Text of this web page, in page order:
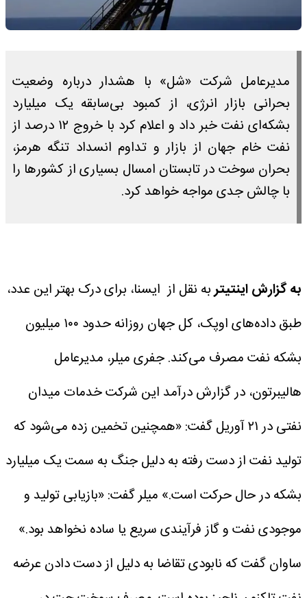
مدیرعامل شرکت «شل» با هشدار درباره وضعیت
بحرانی بازار انرژی، از کمبود بی‌سابقه یک میلیارد
بشکه‌ای نفت خبر داد و اعلام کرد با خروج ۱۲ درصد از
نفت خام جهان از بازار و تداوم انسداد تنگه هرمز،
بحران سوخت در تابستان امسال بسیاری از کشور‌ها را
با چالش جدی مواجه خواهد کرد.
به گزارش اینتیتربه نقل از ایسنا، برای درک بهتر این عدد،
طبق داده‌های اوپک، کل جهان روزانه حدود ۱۰۰ میلیون
بشکه نفت مصرف می‌کند.جفری میلر، مدیرعامل
هالیبرتون، در گزارش درآمد این شرکت خدمات میدان
نفتی در ۲۱ آوریل گفت: «همچنین تخمین زده می‌شود که
تولید نفت از دست رفته به دلیل جنگ به سمت یک میلیارد
بشکه در حال حرکت است.» میلر گفت: «بازیابی تولید و
موجودی نفت و گاز فرآیندی سریع یا ساده نخواهد بود.»
ساوان گفت که نابودی تقاضا به دلیل از دست دادن عرضه